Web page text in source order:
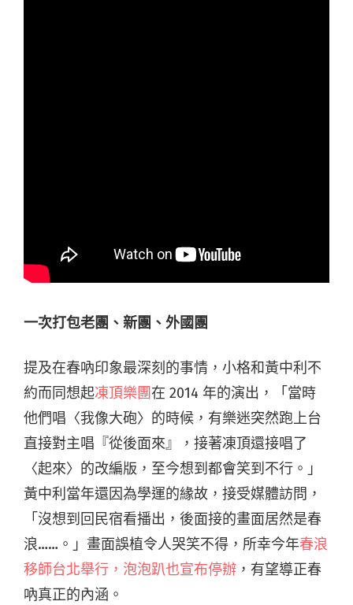
一次打包老團、新團、外國團
提及在春吶印象最深刻的事情，小格和黃中利不
約而同想起凍頂樂團在 2014 年的演出，「當時
他們唱〈我像大砲〉的時候，有樂迷突然跑上台
直接對主唱『從後面來』，接著凍頂還接唱了
〈起來〉的改編版，至今想到都會笑到不行。」
黃中利當年還因為學運的緣故，接受媒體訪問，
「沒想到回民宿看播出，後面接的畫面居然是春
浪……。」畫面誤植令人哭笑不得，所幸今年春浪
移師台北舉行，泡泡趴也宣布停辦 ，有望導正春
吶真正的內涵。